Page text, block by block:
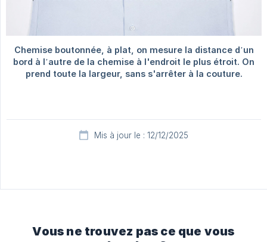
Mis à jour le : 12/12/2025
Vous ne trouvez pas ce que vous